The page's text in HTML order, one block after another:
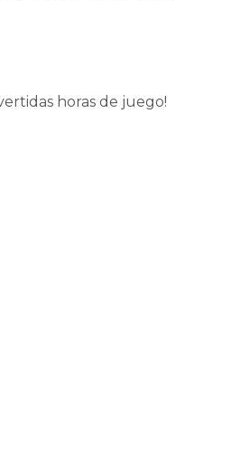
horas de juego!